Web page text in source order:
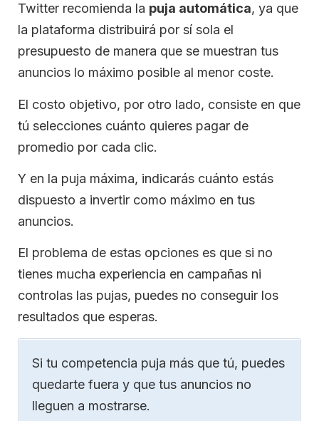
Twitter recomienda la puja automática, ya que
la plataforma distribuirá por sí sola el
presupuesto de manera que se muestran tus
anuncios lo máximo posible al menor coste.
El costo objetivo, por otro lado, consiste en que
tú selecciones cuánto quieres pagar de
promedio por cada clic.
Y en la puja máxima, indicarás cuánto estás
dispuesto a invertir como máximo en tus
anuncios.
El problema de estas opciones es que si no
tienes mucha experiencia en campañas ni
controlas las pujas, puedes no conseguir los
resultados que esperas.
Si tu competencia puja más que tú, puedes
quedarte fuera y que tus anuncios no
lleguen a mostrarse.